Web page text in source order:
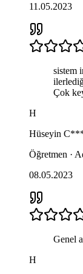
11.05.2023
sistem
Çok
H
Hüseyin
Öğretmen ·
08.05.2023
Genel
H